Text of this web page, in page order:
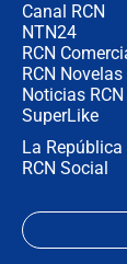
Canal RCN
NTN24
RCN
RCN Novelas
Noticias RCN
SuperLike
La República
RCN Social